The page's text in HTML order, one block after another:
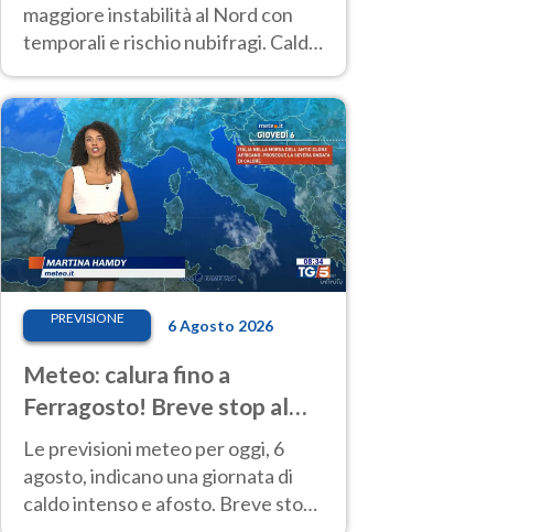
maggiore instabilità al Nord con
temporali e rischio nubifragi. Caldo
previsioni.
PREVISIONE 6 Agosto 2026
Meteo: calura fino a
Ferragosto! Breve stop al
Nord tra 7 e 9 agosto
Le previsioni meteo per oggi, 6
agosto, indicano una giornata di
caldo intenso e afosto. Breve stop